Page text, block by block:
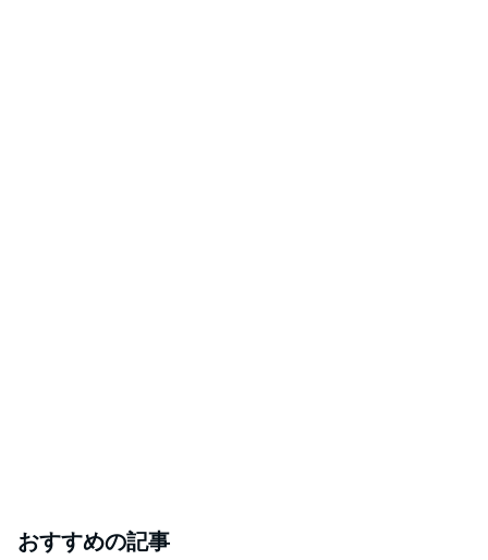
おすすめの記事